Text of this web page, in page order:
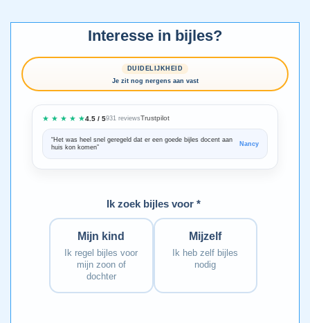
Interesse in bijles?
DUIDELIJKHEID
Je zit nog nergens aan vast
★ ★ ★ ★ ★4.5 / 5931 reviewsTrustpilot
“Het was heel snel geregeld dat er een goede bijles docent aan
huis kon komen”
Nancy
Ik zoek bijles voor *
Mijn kind
Ik regel bijles voor
mijn zoon of
dochter
Mijzelf
Ik heb zelf bijles
nodig